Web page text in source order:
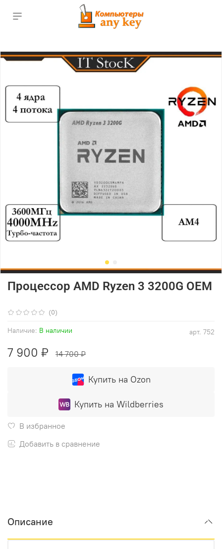
(0)
арт. 752
Наличие: В наличии
Процессор AMD Ryzen 3 3200G OEM
7 900 ₽ 14 700 ₽
Купить на Ozon
Купить на Wildberries
В избранное
Добавить в сравнение
Описание